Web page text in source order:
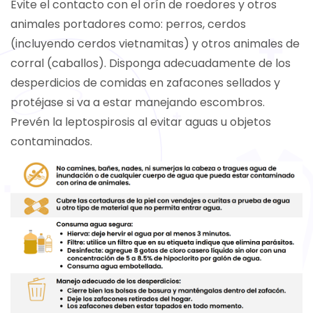
Evite el contacto con el orín de roedores y otros
animales portadores como: perros, cerdos
(incluyendo cerdos vietnamitas) y otros animales de
corral (caballos). Disponga adecuadamente de los
desperdicios de comidas en zafacones sellados y
protéjase si va a estar manejando escombros.
Prevén la leptospirosis al evitar aguas u objetos
contaminados.